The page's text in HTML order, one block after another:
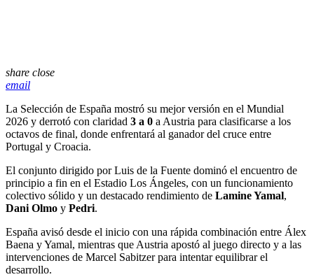
share close
email
La Selección de España mostró su mejor versión en el Mundial
2026 y derrotó con claridad 3 a 0 a Austria para clasificarse a los
octavos de final, donde enfrentará al ganador del cruce entre
Portugal y Croacia.
El conjunto dirigido por Luis de la Fuente dominó el encuentro de
principio a fin en el Estadio Los Ángeles, con un funcionamiento
colectivo sólido y un destacado rendimiento de Lamine Yamal,
Dani Olmo y Pedri.
España avisó desde el inicio con una rápida combinación entre Álex
Baena y Yamal, mientras que Austria apostó al juego directo y a las
intervenciones de Marcel Sabitzer para intentar equilibrar el
desarrollo.